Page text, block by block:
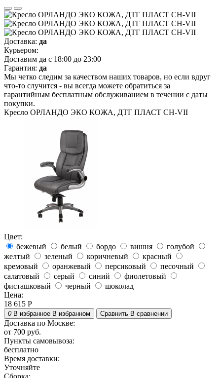
Доставка: да
Курьером:
Доставим да с 18:00 до 23:00
Гарантия: да
Мы четко следим за качеством наших товаров, но если вдруг
что-то случится - вы всегда можете обратиться за
гарантийным бесплатным обслуживанием в течении с даты
покупки.
Кресло ОРЛАНДО ЭКО КОЖА, ДТГ ПЛАСТ СН-VII
Цвет:
бежевый
белый бордо вишня
голубой
желтый
зеленый коричневый
красный
кремовый
оранжевый персиковый
песочный
салатовый
серый синий
фиолетовый
фисташковый
черный
шоколад
Цена:
18 615 Р
0 В избранное В избранном Сравнить В сравнении
Доставка по Москве:
от 700 руб.
Пункты самовывоза:
бесплатно
Время доставки:
Уточняйте
Сборка: